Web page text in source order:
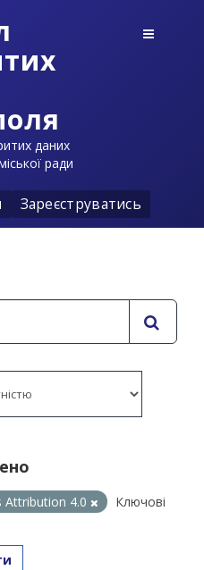
даних
ради
Зареєструватись
Attribution 4.0
Ключові